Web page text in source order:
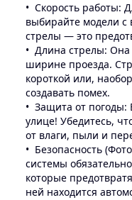
Скорость работы:
выбирайте модели с
стрелы — это
Длина стрелы: Она
ширине проезда.
короткой или,
создавать помех.
Защита от погоды:
улице! Убедитесь,
от влаги, пыли и
Безопасность
системы
которые
ней находится